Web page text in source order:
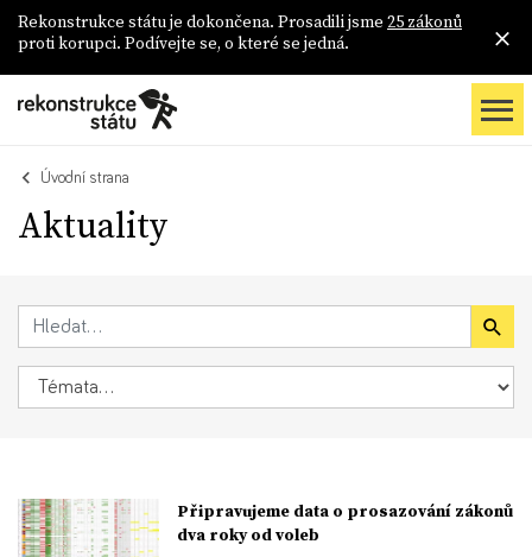
Rekonstrukce státu je dokončena. Prosadili jsme 25 zákonů
proti korupci. Podívejte se, o které se jedná.
Úvodní strana
Aktuality
Připravujeme data o prosazování zákonů
dva roky od voleb